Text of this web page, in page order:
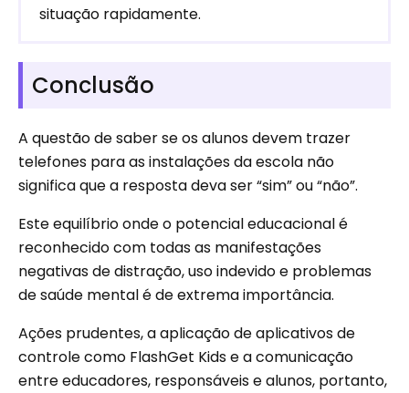
situação rapidamente.
Conclusão
A questão de saber se os alunos devem trazer
telefones para as instalações da escola não
significa que a resposta deva ser “sim” ou “não”.
Este equilíbrio onde o potencial educacional é
reconhecido com todas as manifestações
negativas de distração, uso indevido e problemas
de saúde mental é de extrema importância.
Ações prudentes, a aplicação de aplicativos de
controle como FlashGet Kids e a comunicação
entre educadores, responsáveis ​​e alunos, portanto,